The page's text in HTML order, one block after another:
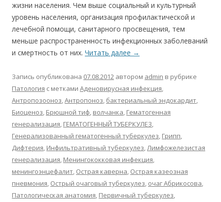
жизни населения. Чем выше социальный и культурный
уровень населения, организация профилактической и
лечебной помощи, санитарного просвещения, тем
меньше распространенность инфекционных заболеваний
и смертность от них. Читать далее →
Запись опубликована 07.08.2012 автором admin в рубрике
Патология с метками Аденовирусная инфекция,
Антропозооноз,Антропоноз, бактериальный эндокардит,
Биоценоз, Брюшной тиф, волчанка, Гематогенная
генерализация, ГЕМАТОГЕННЫЙ ТУБЕРКУЛЕЗ,
Генерализованный гематогенный туберкулез, Грипп,
Дифтерия, Инфильтративный туберкулез,Лимфожелезистая
генерализация, Менингококковая инфекция,
менингоэнцефалит, Острая каверна, Острая казеозная
пневмония, Острый очаговый туберкулез, очаг Абрикосова,
Патологическая анатомия, Первичный туберкулез,